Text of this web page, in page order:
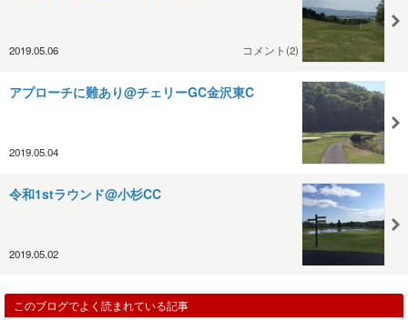
2019.05.06 コメント(2)
アプローチに難あり@チェリーGC金沢東C
2019.05.04
令和1stラウンド@小杉CC
2019.05.02
このブログでよく読まれている記事